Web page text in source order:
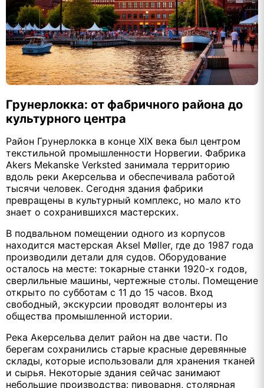
Грунерлокка: от фабричного района до
культурного центра
Район Грунерлокка в конце XIX века был центром
текстильной промышленности Норвегии. Фабрика
Akers Mekanske Verksted занимала территорию
вдоль реки Акерсельва и обеспечивала работой
тысячи человек. Сегодня здания фабрики
превращены в культурный комплекс, но мало кто
знает о сохранившихся мастерских.
В подвальном помещении одного из корпусов
находится мастерская Aksel Møller, где до 1987 года
производили детали для судов. Оборудование
осталось на месте: токарные станки 1920-х годов,
сверлильные машины, чертежные столы. Помещение
открыто по субботам с 11 до 15 часов. Вход
свободный, экскурсии проводят волонтеры из
общества промышленной истории.
Река Акерсельва делит район на две части. По
берегам сохранились старые красные деревянные
склады, которые использовали для хранения тканей
и сырья. Некоторые здания сейчас занимают
небольшие производства: пивоварня, столярная